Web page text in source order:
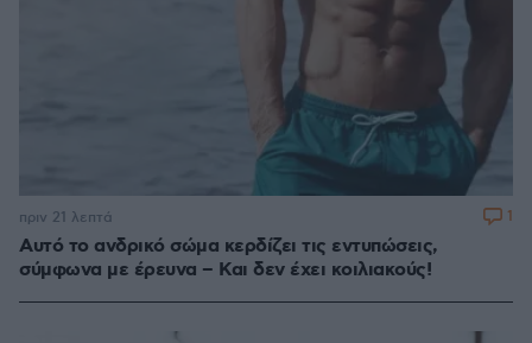
Αυτό το ανδρικό σώμα κερδίζει τις εντυπώσεις,
σύμφωνα με έρευνα – Και δεν έχει κοιλιακούς!
πριν 21 λεπτά 1